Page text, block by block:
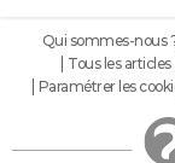
Qui sommes-nous
Tous les articles
Paramétrer les